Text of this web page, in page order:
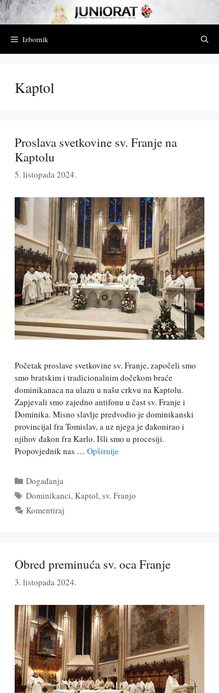
Preskoči
na
Izbornik
Kaptol
Proslava svetkovine sv. Franje na
Kaptolu
5. listopada 2024.
Početak proslave svetkovine sv. Franje, započeli smo
smo bratskim i tradicionalnim dočekom braće
dominikanaca na ulazu u našu crkvu na Kaptolu.
Zapjevali smo zajedno antifonu u čast sv. Franje i
Dominika. Misno slavlje predvodio je dominikanski
provincijal fra Tomislav, a uz njega je đakonirao i
njihov đakon fra Karlo. Išli smo u procesiji.
Propovjednik nas … Opširnije
Kategorije
Događanja
Oznake
Dominikanci,Kaptol, sv. Franjo
Komentiraj
Obred preminuća sv. oca Franje
3. listopada 2024.